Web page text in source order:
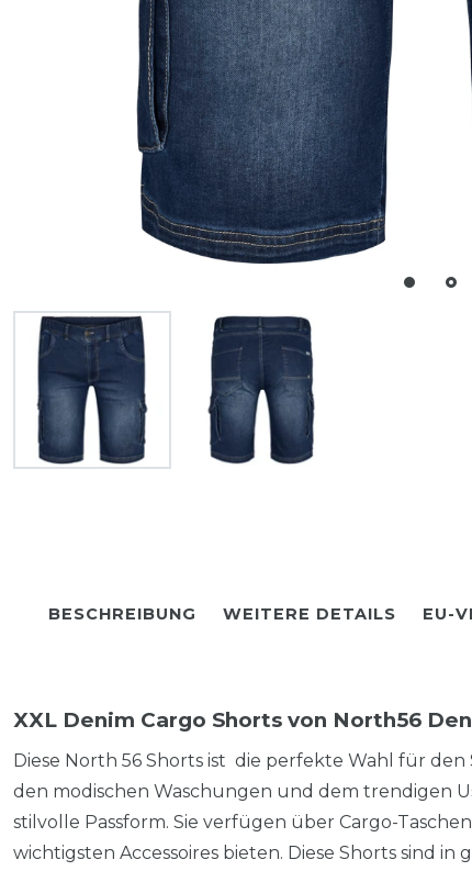
BESCHREIBUNG WEITERE DETAILS EU-
XXL Denim Cargo Shorts von North56
Diese North 56 Shorts ist die perfekte Wahl für
den modischen Waschungen und dem trendigen
stilvolle Passform. Sie verfügen über Cargo-
wichtigsten Accessoires bieten. Diese Shorts sind in